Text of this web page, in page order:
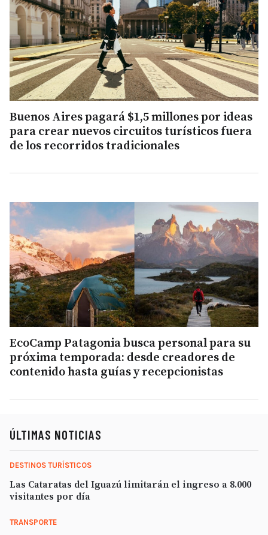
Buenos Aires pagará $1,5 millones por ideas
para crear nuevos circuitos turísticos fuera
de los recorridos tradicionales
EcoCamp Patagonia busca personal para su
próxima temporada: desde creadores de
contenido hasta guías y recepcionistas
ÚLTIMAS NOTICIAS
DESTINOS TURÍSTICOS
Las Cataratas del Iguazú limitarán el ingreso a 8.000
visitantes por día
TRANSPORTE